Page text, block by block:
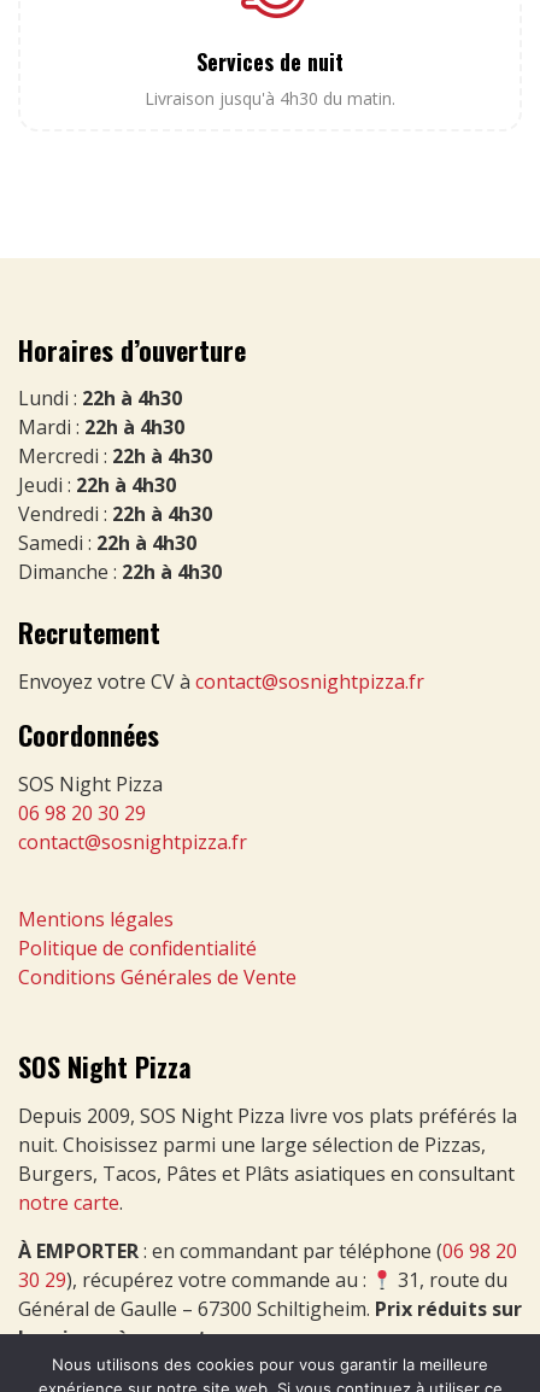
Services de nuit
Livraison jusqu'à 4h30 du matin.
Horaires d’ouverture
Lundi : 22h à 4h30
Mardi : 22h à 4h30
Mercredi : 22h à 4h30
Jeudi : 22h à 4h30
Vendredi : 22h à 4h30
Samedi : 22h à 4h30
Dimanche : 22h à 4h30
Recrutement
Envoyez votre CV à contact@sosnightpizza.fr
Coordonnées
SOS Night Pizza
06 98 20 30 29
contact@sosnightpizza.fr
Mentions légales
Politique de confidentialité
Conditions Générales de Vente
SOS Night Pizza
Depuis 2009, SOS Night Pizza livre vos plats préférés la
nuit. Choisissez parmi une large sélection de Pizzas,
Burgers, Tacos, Pâtes et Plâts asiatiques en consultant
notre carte.
À EMPORTER: en commandant par téléphone (06 98 20
30 29), récupérez votre commande au :
31, route du
Général de Gaulle – 67300 Schiltigheim. Prix réduits sur
les pizzas à emporter.
Nous utilisons des cookies pour vous garantir la meilleure